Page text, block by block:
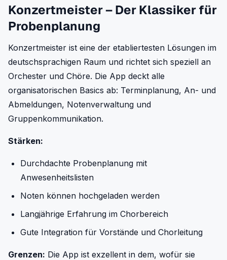
Konzertmeister – Der Klassiker für
Probenplanung
Konzertmeister ist eine der etabliertesten Lösungen im
deutschsprachigen Raum und richtet sich speziell an
Orchester und Chöre. Die App deckt alle
organisatorischen Basics ab: Terminplanung, An- und
Abmeldungen, Notenverwaltung und
Gruppenkommunikation.
Stärken:
Durchdachte Probenplanung mit
Anwesenheitslisten
Noten können hochgeladen werden
Langjährige Erfahrung im Chorbereich
Gute Integration für Vorstände und Chorleitung
Grenzen: Die App ist exzellent in dem, wofür sie